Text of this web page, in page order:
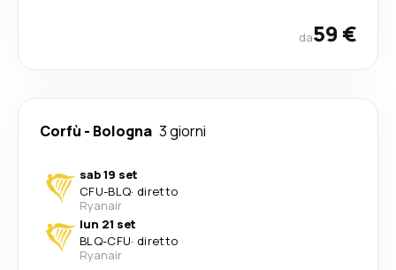
da59 €
Corfù - Bologna 3 giorni
sab 19 set
CFU-BLQ· diretto
Ryanair
lun 21 set
BLQ-CFU· diretto
Ryanair